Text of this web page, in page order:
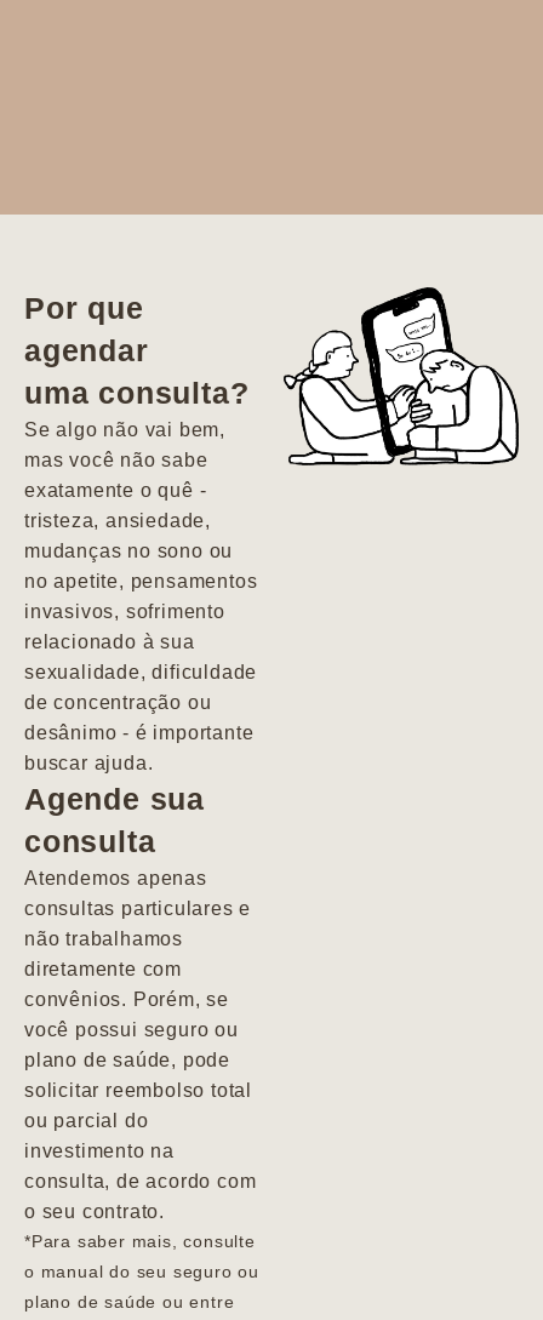
vida. Ela me
encontrou num
estado misto de
depressão e
agitação com
pensamentos
Por que
agendar
uma consulta?
Se algo não vai bem,
mas você não sabe
exatamente o quê -
tristeza, ansiedade,
mudanças no sono ou
no apetite, pensamentos
invasivos, sofrimento
relacionado à sua
sexualidade, dificuldade
de concentração ou
desânimo - é importante
buscar ajuda.
Agende sua
consulta
Atendemos apenas
consultas particulares e
não trabalhamos
diretamente com
convênios. Porém, se
você possui seguro ou
plano de saúde, pode
solicitar reembolso total
ou parcial do
investimento na
consulta, de acordo com
o seu contrato.
*Para saber mais, consulte
o manual do seu seguro ou
plano de saúde ou entre